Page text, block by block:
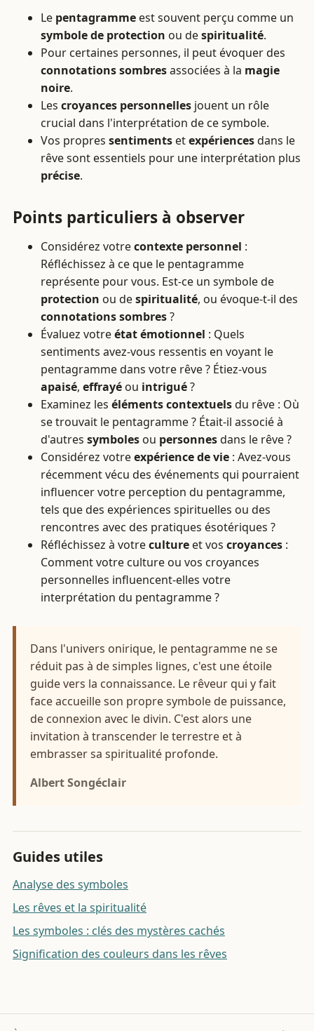
Le pentagramme est souvent perçu comme un
symbole de protection ou despiritualité.
Pour certaines personnes, il peut évoquer des
connotations sombresassociées à la magie
noire.
Les croyances personnelles jouent un rôle
crucial dans l'interprétation de ce symbole.
Vos propres sentiments etexpériencesdans le
rêve sont essentiels pour une interprétation plus
précise.
Points particuliers à observer
Considérez votrecontexte personnel :
Réfléchissez à ce que le pentagramme
représente pour vous. Est-ce un symbole de
protection ou despiritualité, ou évoque-t-il des
connotations sombres?
Évaluez votreétat émotionnel : Quels
sentiments avez-vous ressentis en voyant le
pentagramme dans votre rêve ? Étiez-vous
apaisé, effrayé ou intrigué?
Examinez les éléments contextuelsdu rêve : Où
se trouvait le pentagramme ? Était-il associé à
d'autres symboles ou personnesdans le rêve ?
Considérez votreexpérience de vie : Avez-vous
récemment vécu des événements qui pourraient
influencer votre perception du pentagramme,
tels que des expériences spirituelles ou des
rencontres avec des pratiques ésotériques ?
Réfléchissez à votreculture et vos croyances :
Comment votre culture ou vos croyances
personnelles influencent-elles votre
interprétation du pentagramme ?
Dans l'univers onirique, le pentagramme ne se
réduit pas à de simples lignes, c'est une étoile
guide vers la connaissance. Le rêveur qui y fait
face accueille son propre symbole de puissance,
de connexion avec le divin. C'est alors une
invitation à transcender le terrestre et à
embrasser sa spiritualité profonde.
Albert Songéclair
Guides utiles
Analyse des symboles
Les rêves et la spiritualité
Les symboles : clés des mystères cachés
Signification des couleurs dans les rêves